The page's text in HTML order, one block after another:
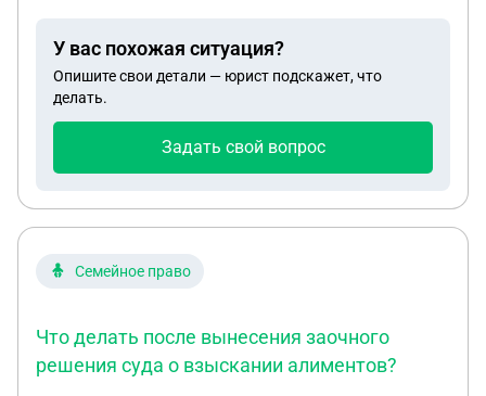
У вас похожая ситуация?
Опишите свои детали — юрист подскажет, что
делать.
Задать свой вопрос
Семейное право
Что делать после вынесения заочного
решения суда о взыскании алиментов?